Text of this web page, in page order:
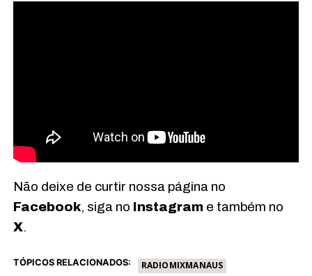
Não deixe de curtir nossa página no
Facebook, siga no Instagrame também no
X.
TÓPICOS RELACIONADOS: RADIOMIXMANAUS